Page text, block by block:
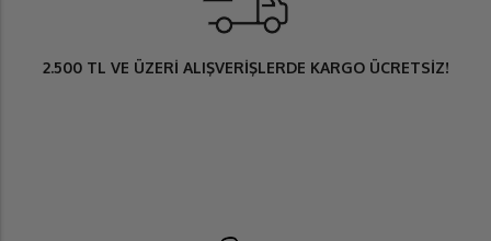
2.500 TL VE ÜZERİ ALIŞVERİŞLERDE KARGO ÜCRETSİZ!